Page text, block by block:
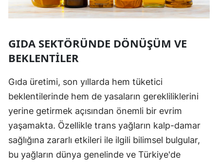
GIDA SEKTÖRÜNDE DÖNÜŞÜM VE
BEKLENTILER
Gıda üretimi, son yıllarda hem tüketici
beklentilerinde hem de yasaların gerekliliklerini
yerine getirmek açısından önemli bir evrim
yaşamakta. Özellikle trans yağların kalp-damar
sağlığına zararlı etkileri ile ilgili bilimsel bulgular,
bu yağların dünya genelinde ve Türkiye'de